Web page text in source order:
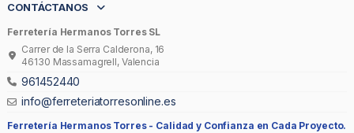
CONTÁCTANOS
Ferretería Hermanos Torres SL
Carrer de la Serra Calderona, 16
46130 Massamagrell, Valencia
961452440
info@ferreteriatorresonline.es
Ferretería Hermanos Torres - Calidad y Confianza en Cada Proyecto.